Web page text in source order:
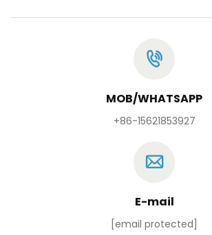
MOB/WHATSAPP
+86-15621853927
E-mail
[email protected]